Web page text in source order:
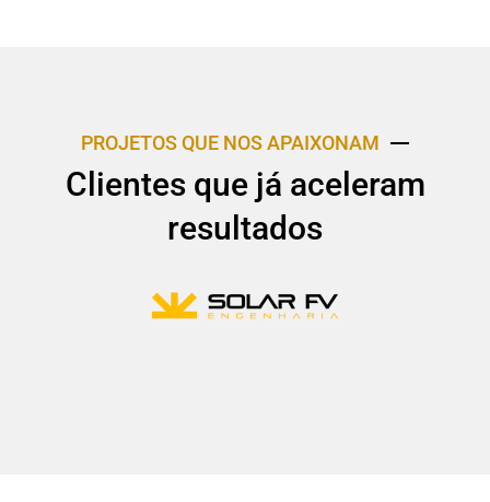
PROJETOS QUE NOS APAIXONAM
Clientes que já aceleram
resultados